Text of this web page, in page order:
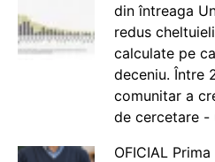
din întreaga
redus
calculate pe
deceniu. Între
comunitar a
de cercetare -
OFICIAL